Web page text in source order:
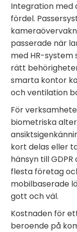
Integration med
fördel.
passerade när
med HR-
rätt
smarta kontor
och ventilation
För
biometriska
kort delas eller
hänsyn till
flesta företag
mobilbaserade
gott och väl.
Kostnaden för
beroende på